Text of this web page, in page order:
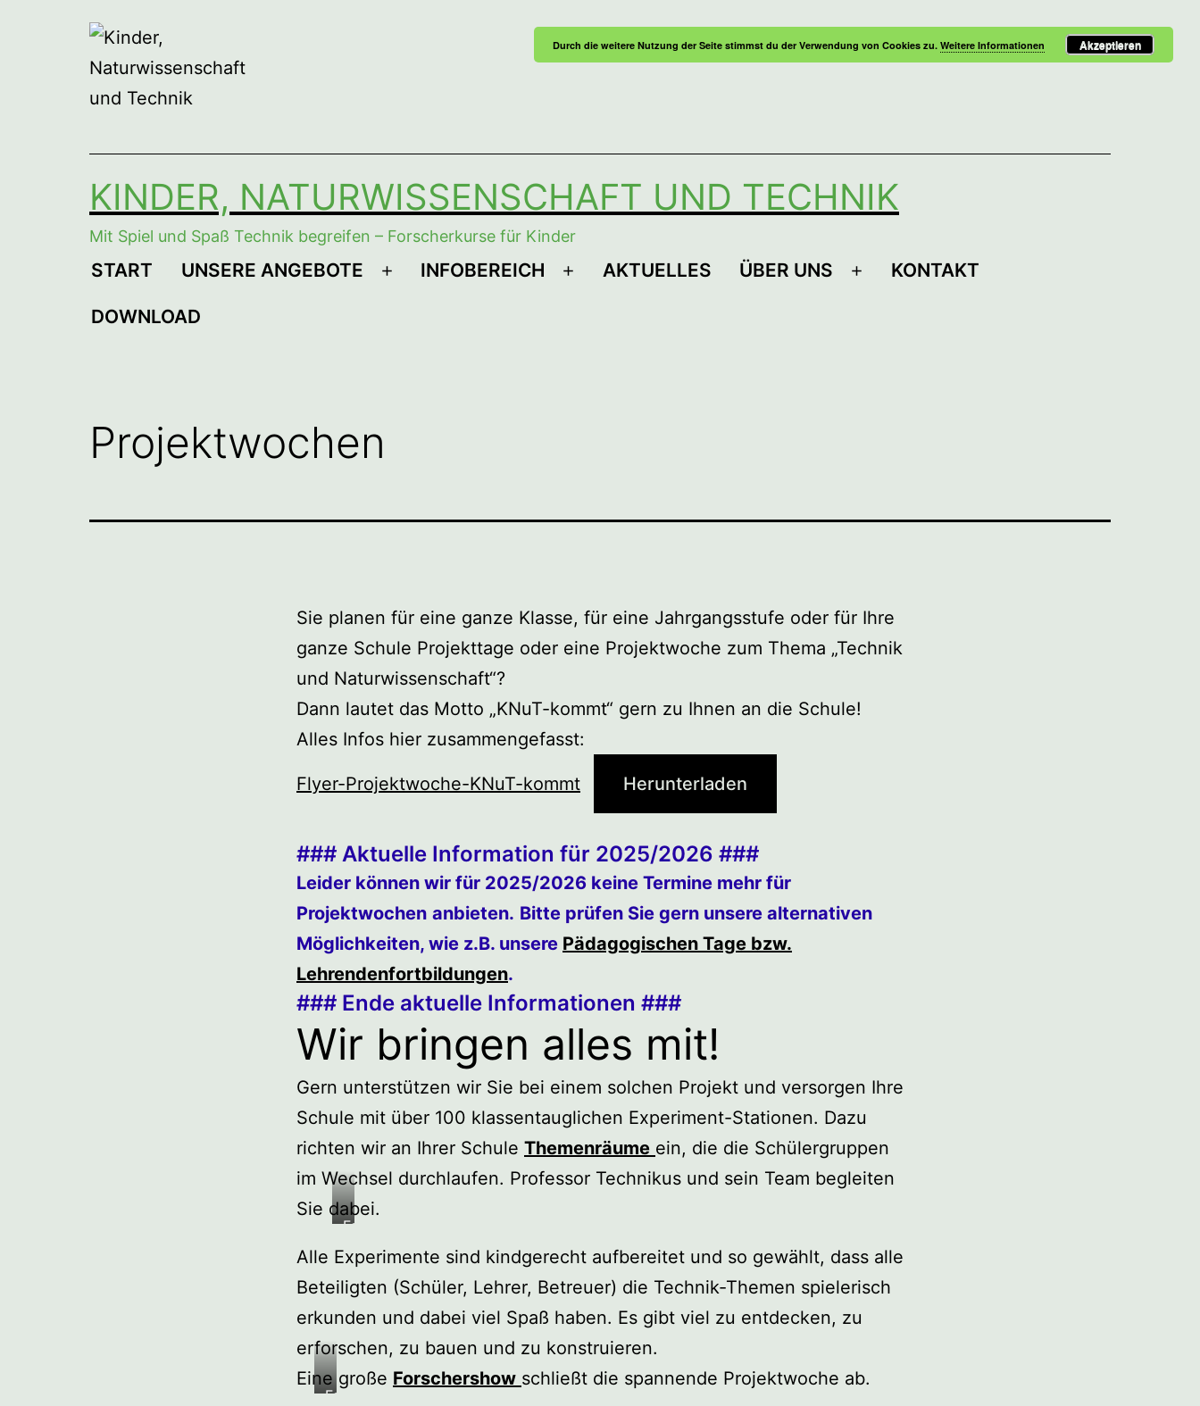
KINDER, NATURWISSENSCHAFT UND TECHNIK
Mit Spiel und Spaß Technik begreifen – Forscherkurse für Kinder
START UNSERE ANGEBOTE
Menü
INFOBEREICH
Menü
AKTUELLES ÜBER UNS
Menü
KONTAKT
DOWNLOAD
Projektwochen
Sie planen für eine ganze Klasse, für eine Jahrgangsstufe oder für Ihre
ganze Schule Projekttage oder eine Projektwoche zum Thema „Technik
und Naturwissenschaft“?
Dann lautet das Motto „KNuT-kommt“ gern zu Ihnen an die Schule!
Alles Infos hier zusammengefasst:
Flyer-Projektwoche-KNuT-kommt Herunterladen
### Aktuelle Information für 2025/2026 ###
Leider können wir für 2025/2026 keine Termine mehr für
Projektwochen anbieten. Bitte prüfen Sie gern unsere alternativen
Möglichkeiten, wie z.B. unsere Pädagogischen Tage bzw.
Lehrendenfortbildungen.
### Ende aktuelle Informationen ###
Wir bringen alles mit!
Gern unterstützen wir Sie bei einem solchen Projekt und versorgen Ihre
Schule mit über 100 klassentauglichen Experiment-Stationen. Dazu
richten wir an Ihrer Schule Themenräume ein, die die Schülergruppen
im Wechsel durchlaufen. Professor Technikus und sein Team begleiten
Sie dabei.
Fotos:
C.
Alle Experimente sind kindgerecht aufbereitet und so gewählt, dass alle
Beteiligten (Schüler, Lehrer, Betreuer) die Technik-Themen spielerisch
erkunden und dabei viel Spaß haben. Es gibt viel zu entdecken, zu
erforschen, zu bauen und zu konstruieren.
Eine große Forschershow schließt die spannende Projektwoche ab.
Fotos:
Durch die weitere Nutzung der Seite stimmst du der Verwendung von Cookies zu. Weitere Informationen Akzeptieren